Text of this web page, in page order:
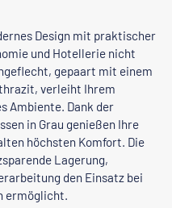
Design mit praktischer
und Hotellerie nicht
gepaart mit einem
verleiht Ihrem
Ambiente. Dank der
in Grau genießen Ihre
höchsten Komfort. Die
Lagerung,
den Einsatz bei
ermöglicht.